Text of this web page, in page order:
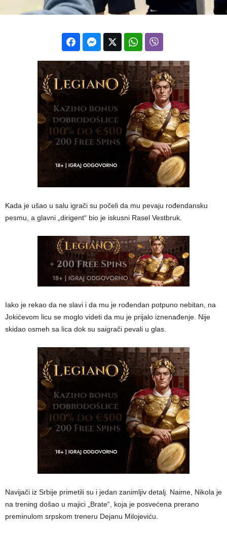
Kada je ušao u salu igrači su počeli da mu pevaju rođendansku
pesmu, a glavni „dirigent“ bio je iskusni Rasel Vestbruk.
Iako je rekao da ne slavi i da mu je rođendan potpuno nebitan, na
Jokićevom licu se moglo videti da mu je prijalo iznenađenje. Nije
skidao osmeh sa lica dok su saigrači pevali u glas.
Navijači iz Srbije primetili su i jedan zanimljiv detalj. Naime, Nikola je
na trening došao u majici „Brate“, koja je posvećena prerano
preminulom srpskom treneru Dejanu Milojeviću.